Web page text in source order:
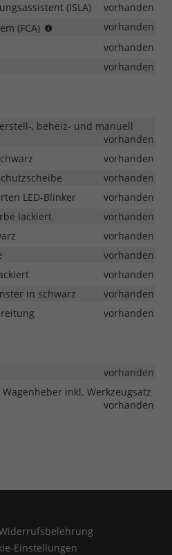
(ISLA)
vorhanden
(FCA)
Erkennung
Fahrzeugen,
Fußgängern
vorhanden
vorhanden
vorhanden
, beheiz- und manuell
vorhanden
vorhanden
vorhanden
LED-Blinker
vorhanden
lackiert
vorhanden
vorhanden
vorhanden
vorhanden
in schwarz
vorhanden
vorhanden
vorhanden
inkl. Werkzeugsatz
vorhanden
Einstellungen